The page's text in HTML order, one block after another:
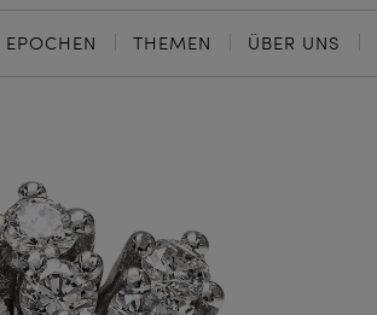
EPOCHEN THEMEN ÜBER UNS